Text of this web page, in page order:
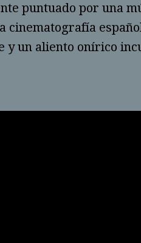
puntuado por una
un aliento onírico